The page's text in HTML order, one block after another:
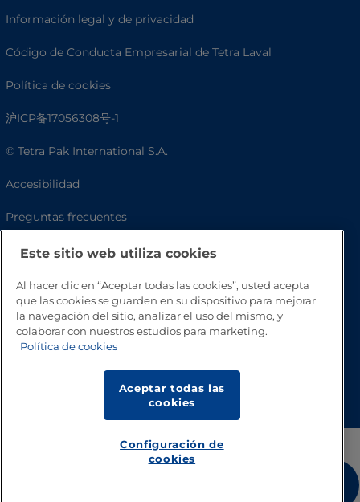
Información legal y de privacidad
Código de Conducta Empresarial de Tetra Laval
Política de cookies
沪ICP备17056308号-1
© Tetra Pak International S.A.
Accesibilidad
Preguntas frecuentes
Este sitio web utiliza cookies
Al hacer clic en “Aceptar todas las cookies”, usted acepta
que las cookies se guarden en su dispositivo para mejorar
la navegación del sitio, analizar el uso del mismo, y
colaborar con nuestros estudios para marketing.
Política de cookies
Aceptar todas las
cookies
Configuración de
cookies